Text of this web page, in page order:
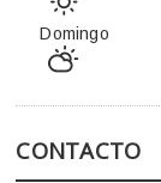
Domingo
CONTACTO